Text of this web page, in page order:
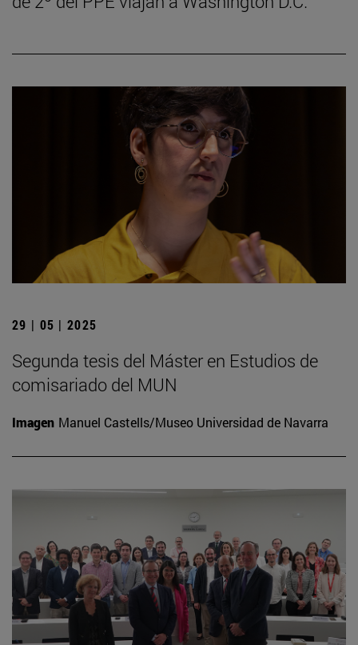
29 | 05 | 2025
Segunda tesis del Máster en Estudios de
comisariado del MUN
Imagen Manuel Castells/Museo Universidad de Navarra